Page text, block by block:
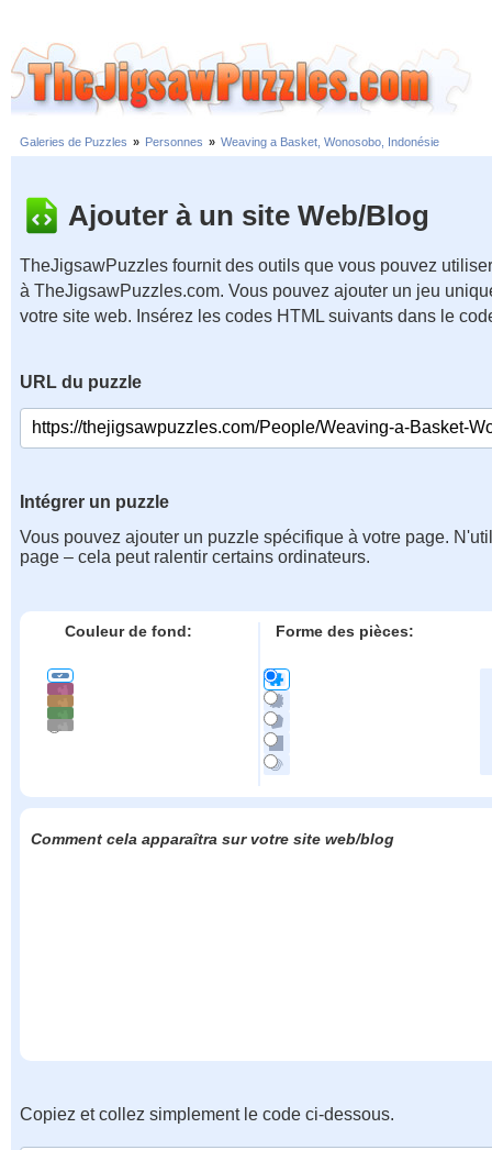
Galeries de Puzzles » Personnes » Weaving a Basket, Wonosobo, Indonésie
Ajouter à un site Web/Blog
TheJigsawPuzzles fournit des outils que vous pouvez
à TheJigsawPuzzles.com. Vous pouvez ajouter un jeu
votre site web. Insérez les codes HTML suivants dans le
URL du puzzle
Intégrer un puzzle
Vous pouvez ajouter un puzzle spécifique à votre page.
page – cela peut ralentir certains ordinateurs.
Couleur de fond: Forme des pièces:
Comment cela apparaîtra sur votre site web/blog
Copiez et collez simplement le code ci-dessous.